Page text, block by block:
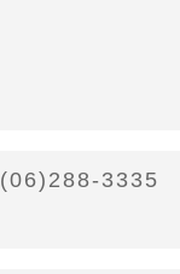
(06)288-3335